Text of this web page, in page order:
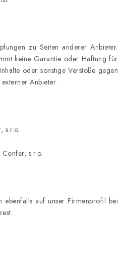
zu Seiten anderer Anbieter.
keine Garantie oder Haftung für
oder sonstige Verstöße gegen
Anbieter.
s.r.o.
s.r.o.
ebenfalls auf unser Firmenprofil bei